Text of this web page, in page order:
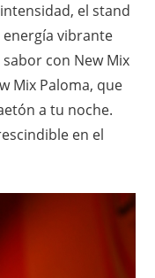
el stand
vibrante
con New Mix
Mix Paloma, que
a tu noche.
en el